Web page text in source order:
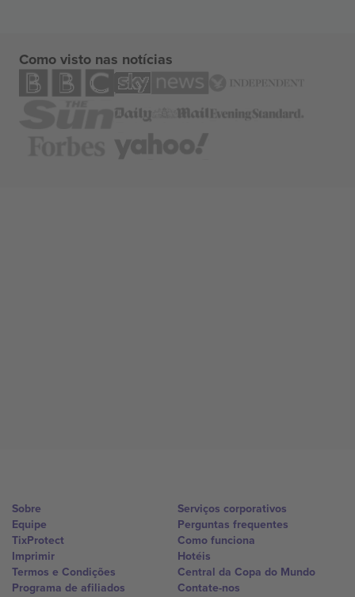
Como visto nas notícias
Sobre
Equipe
TixProtect
Imprimir
Termos e Condições
Programa de afiliados
Serviços corporativos
Perguntas frequentes
Como funciona
Hotéis
Central da Copa do Mundo
Contate-nos